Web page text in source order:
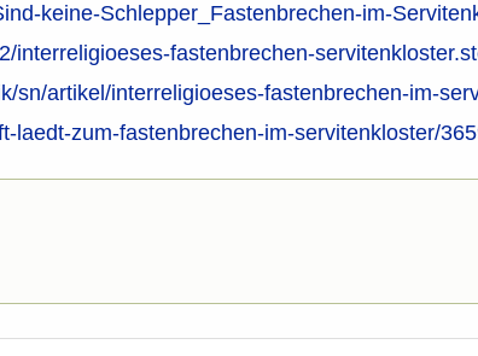
keine-Schlepper_Fastenbrechen-im-
interreligioeses-fastenbrechen-
sn/artikel/interreligioeses-fastenbrechen-im-
laedt-zum-fastenbrechen-im-servitenkloster/